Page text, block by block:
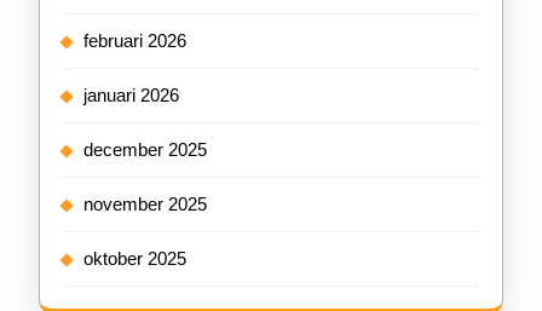
februari 2026
januari 2026
december 2025
november 2025
oktober 2025